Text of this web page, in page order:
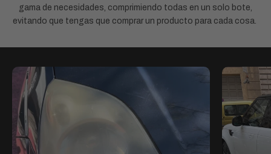
gama de necesidades, comprimiendo todas en un solo bote,
evitando que tengas que comprar un producto para cada cosa.